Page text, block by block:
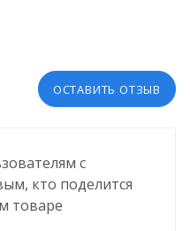
ОСТАВИТЬ ОТЗЫВ
с
кто поделится
товаре